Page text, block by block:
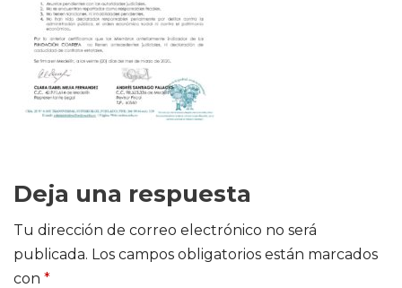
Deja una respuesta
Tu dirección de correo electrónico no será
publicada. Los campos obligatorios están marcados
con *